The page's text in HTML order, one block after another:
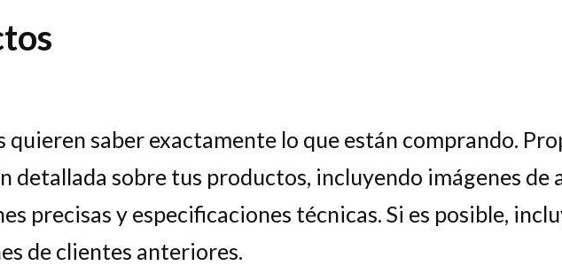
quieren saber exactamente lo que están comprando.
detallada sobre tus productos, incluyendo imágenes de
precisas y especificaciones técnicas. Si es posible,
de clientes anteriores.